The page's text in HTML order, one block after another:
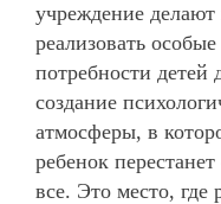
учреждение делают
реализовать
потребности детей
создание
атмосферы, в
ребенок
все. Это место, где